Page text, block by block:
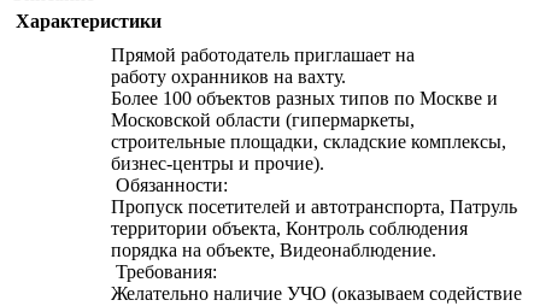
Характеристики
Прямой работодатель приглашает на
работу охранников на вахту.
Более 100 объектов разных типов по Москве и
Московской области (гипермаркеты,
строительные площадки, складские комплексы,
бизнес-центры и прочие).
Обязанности:
Пропуск посетителей и автотранспорта, Патруль
территории объекта, Контроль соблюдения
порядка на объекте, Видеонаблюдение.
Требования:
Желательно наличие УЧО (оказываем содействие